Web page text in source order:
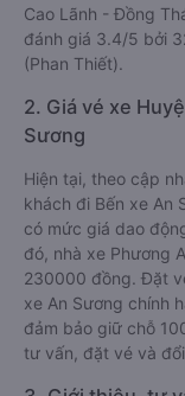
Cao Lãnh - Đồng
đánh giá 3.4/5 bởi
(Phan Thiết).
2. Giá vé xe
Sương
Hiện tại, theo cập
khách đi Bến xe An
có mức giá dao
đó, nhà xe Phương
230000 đồng. Đặt
xe An Sương chính
đảm bảo giữ chỗ
tư vấn, đặt vé và